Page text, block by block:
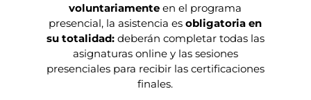
voluntariamente en el programa
presencial, la asistencia esobligatoria en
su totalidad:deberán completar todas las
asignaturas online y las sesiones
presenciales para recibir las certificaciones
finales.